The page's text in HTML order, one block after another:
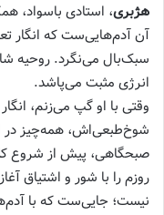
هژبری، استادی باسواد،
آن آدم‌هایی‌ست که انگار
سبک‌بال می‌نگرد. روحیه
انرژی مثبت می‌پاشد.
وقتی با او گپ می‌زنم،
شوخ‌طبعی‌اش، همه‌چیز در
صبحگاهی، پیش از شروع
روزم را با شور و اشتیاق
نیست؛ جایی‌ست که با